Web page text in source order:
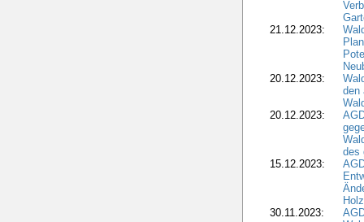
21.12.2023:
20.12.2023:
den
20.12.2023:
des
15.12.2023:
30.11.2023: